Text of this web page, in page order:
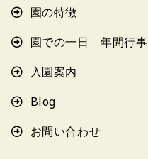
園の特徴
園での一日 年間行事
入園案内
Blog
お問い合わせ